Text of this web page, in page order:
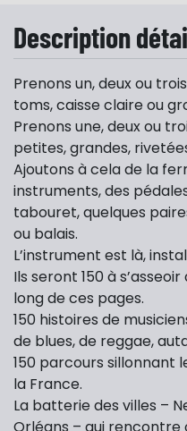
Description
Prenons un, deux ou
toms, caisse claire ou
Prenons une, deux ou
petites, grandes,
Ajoutons à cela de la
instruments, des
tabouret, quelques
ou balais.
L’instrument est là,
Ils seront 150 à
long de ces pages.
150 histoires de
de blues, de reggae,
150 parcours sillonnant
la France.
La batterie des villes –